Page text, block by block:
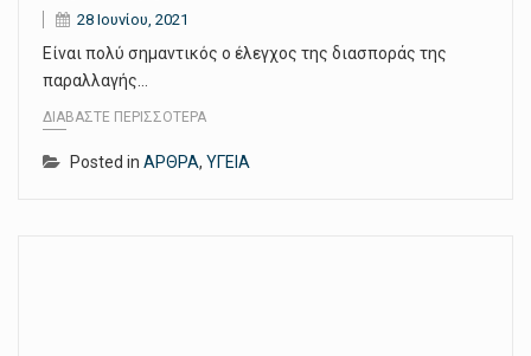
28 Ιουνίου, 2021
Είναι πολύ σημαντικός ο έλεγχος της διασποράς της
παραλλαγής…
ΔΙΑΒΆΣΤΕ ΠΕΡΙΣΣΌΤΕΡΑ
Posted in ΑΡΘΡΑ, ΥΓΕΙΑ